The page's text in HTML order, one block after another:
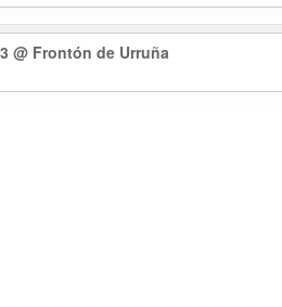
@ Frontón de Urruña